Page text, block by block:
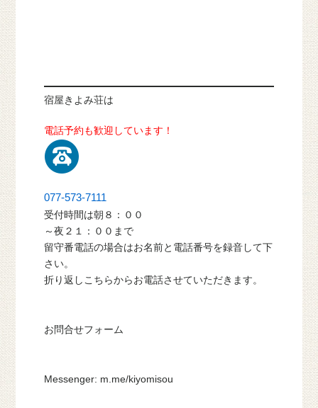
宿屋きよみ荘は
電話予約も歓迎しています！
077-573-7111
受付時間は朝８：００
～夜２１：００まで
留守番電話の場合はお名前と電話番号を録音して下
さい。
折り返しこちらからお電話させていただきます。
お問合せフォーム
Messenger: m.me/kiyomisou